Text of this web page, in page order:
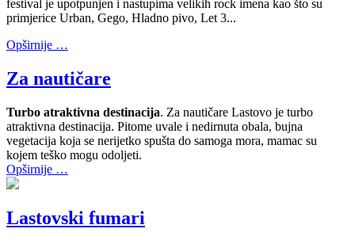
festival je upotpunjen i nastupima velikih rock imena kao što su
primjerice Urban, Gego, Hladno pivo, Let 3...
Opširnije …
Za nautičare
Turbo atraktivna destinacija. Za nautičare Lastovo je turbo
atraktivna destinacija. Pitome uvale i nedirnuta obala, bujna
vegetacija koja se nerijetko spušta do samoga mora, mamac su
kojem teško mogu odoljeti.
Opširnije …
Lastovski fumari